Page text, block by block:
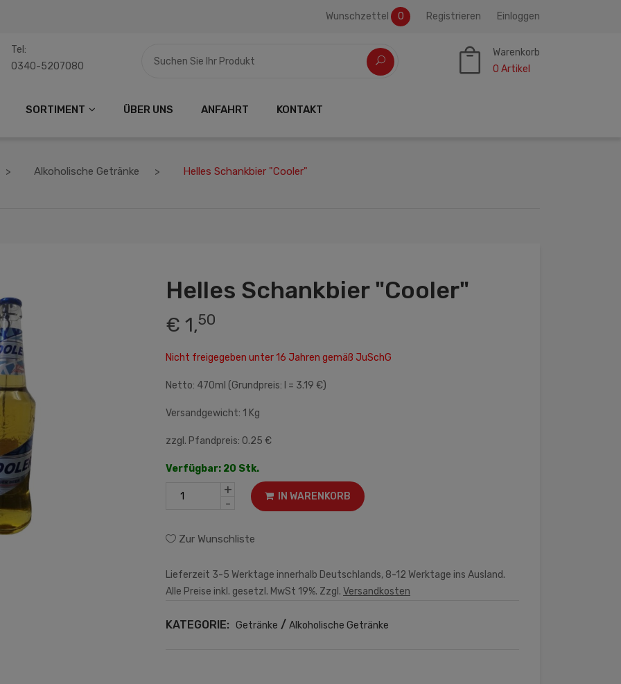
Wunschzettel 0 Registrieren Einloggen
Tel:
0340-5207080
Warenkorb
0 Artikel
SORTIMENT ÜBER UNS ANFAHRT KONTAKT
Alkoholische Getränke Helles Schankbier "Cooler"
Helles Schankbier "Cooler"
€ 1,50
Nicht freigegeben unter 16 Jahren gemäß JuSchG
Netto: 470ml (Grundpreis: l = 3.19 €)
Versandgewicht: 1 Kg
zzgl. Pfandpreis: 0.25 €
Verfügbar: 20 Stk.
+
-
IN WARENKORB
Zur Wunschliste
Lieferzeit 3-5 Werktage innerhalb Deutschlands, 8-12 Werktage ins Ausland.
Alle Preise inkl. gesetzl. MwSt 19%. Zzgl. Versandkosten
KATEGORIE: Getränke / Alkoholische Getränke